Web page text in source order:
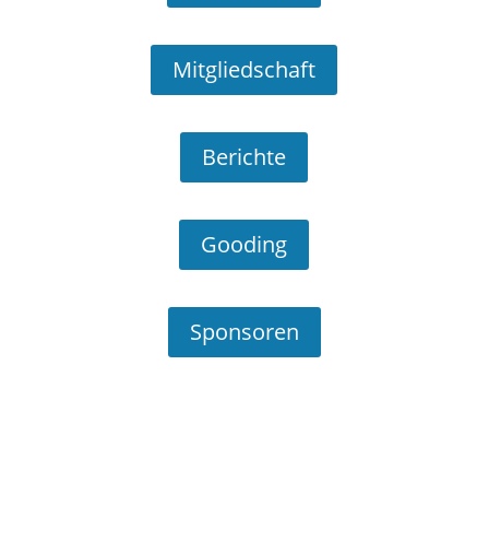
Mitgliedschaft
Berichte
Gooding
Sponsoren